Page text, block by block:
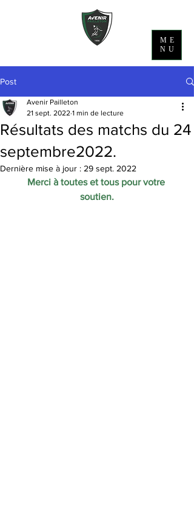
ME
NU
Post
Résultats des matchs du 24
septembre2022.
Avenir Pailleton
21 sept. 2022 1 min de lecture
Dernière mise à jour : 29 sept. 2022
Merci à toutes et tous pour votre
soutien.